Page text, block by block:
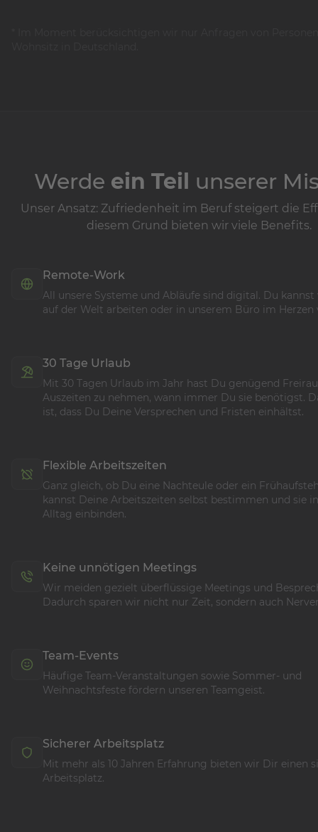
Werde ein Teil unserer
Unser Ansatz: Zufriedenheit im Beruf steigert die
diesem Grund bieten wir viele Benefits.
Remote-Work
All unsere Systeme und Abläufe sind digital. Du
auf der Welt arbeiten oder in unserem Büro im Herzen
30 Tage Urlaub
Mit 30 Tagen Urlaub im Jahr hast Du genügend
Auszeiten zu nehmen, wann immer Du sie benötigst.
ist, dass Du Deine Versprechen und Fristen einhältst.
Flexible Arbeitszeiten
Ganz gleich, ob Du eine Nachteule oder ein
kannst Deine Arbeitszeiten selbst bestimmen und sie
Alltag einbinden.
Keine unnötigen Meetings
Wir meiden gezielt überflüssige Meetings und
Dadurch sparen wir nicht nur Zeit, sondern auch
Team-Events
Häufige Team-Veranstaltungen sowie Sommer- und
Weihnachtsfeste fördern unseren Teamgeist.
Sicherer Arbeitsplatz
Mit mehr als 10 Jahren Erfahrung bieten wir Dir einen
Arbeitsplatz.